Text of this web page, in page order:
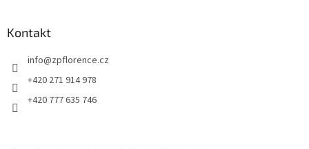
Kontakt
info@zpflorence.cz
+420 271 914 978
+420 777 635 746